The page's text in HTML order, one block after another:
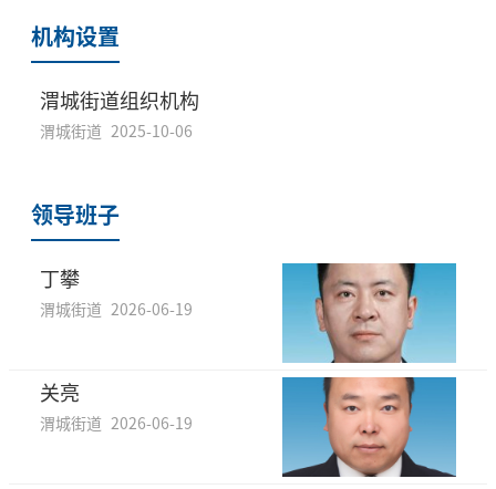
机构设置
渭城街道组织机构
渭城街道 2025-10-06
领导班子
丁攀
渭城街道 2026-06-19
关亮
渭城街道 2026-06-19